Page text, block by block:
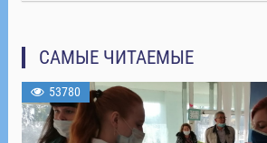
САМЫЕ ЧИТАЕМЫЕ
53780